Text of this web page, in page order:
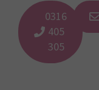
0316
405
305